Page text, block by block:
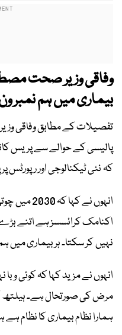
وفاقی وزیر صحت
بیماری میں ہم نمبر
تفصیلات کے مطابق وفاقی
پالیسی کے حوالے سے پریس
کہ نئی ٹیکنالوجی اور رپورٹس
انہوں نے
اکنامک کرائسسز ہے اتنے
نہیں کر سکتا۔ ہر بیماری میں
انہوں نے مزید کہا کہ کوئی
مرض کی صورتحال ہے۔ ہیلتھ
ہمارا نظام بیماری کا نظام